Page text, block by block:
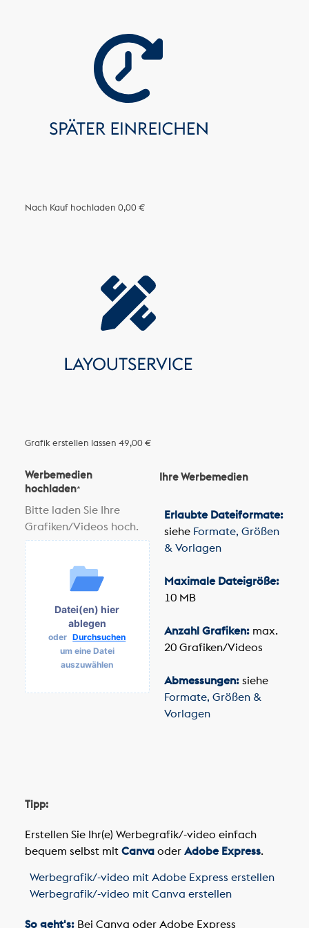
Nach Kauf hochladen 0,00 €
Grafik erstellen lassen 49,00 €
Werbemedien
hochladen*
Bitte laden Sie Ihre
Grafiken/Videos hoch.
Datei(en) hier
ablegen
oder Durchsuchen
um eine Datei
auszuwählen
Ihre Werbemedien
Erlaubte Dateiformate:
siehe Formate, Größen
& Vorlagen
Maximale Dateigröße:
10 MB
Anzahl Grafiken:max.
20 Grafiken/Videos
Abmessungen:siehe
Formate, Größen &
Vorlagen
Tipp:
Erstellen Sie Ihr(e) Werbegrafik/-video einfach
bequem selbst mit Canvaoder Adobe Express.
Werbegrafik/-video mit Adobe Express erstellen
Werbegrafik/-video mit Canva erstellen
So geht's:Bei Canva oder Adobe Express